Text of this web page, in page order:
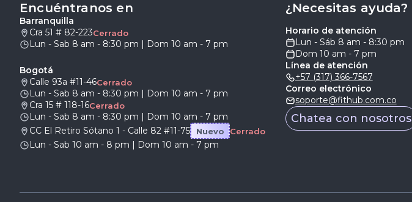
Encuéntranos en
Barranquilla
Cra 51 # 82-223Cerrado
Lun - Sab 8 am - 8:30 pm | Dom 10 am - 7 pm
Bogotá
Calle 93a #11-46Cerrado
Lun - Sab 8 am - 8:30 pm | Dom 10 am - 7 pm
Cra 15 # 118-16Cerrado
Lun - Sab 8 am - 8:30 pm | Dom 10 am - 7 pm
CC El Retiro Sótano 1 - Calle 82 #11-75
Nuevo Cerrado
Lun - Sab 10 am - 8 pm | Dom 10 am - 7 pm
¿Necesitas ayuda?
Horario de atención
Lun - Sáb 8 am - 8:30 pm
Dom 10 am - 7 pm
Línea de atención
+57 (317) 366-7567
Correo electrónico
soporte@fithub.com.co
Chatea con nosotros